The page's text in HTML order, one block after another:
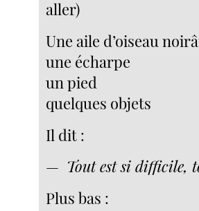
aller)
Une aile d’oiseau
une écharpe
un pied
quelques objets
Il dit :
— Tout est si difficile,
Plus bas :